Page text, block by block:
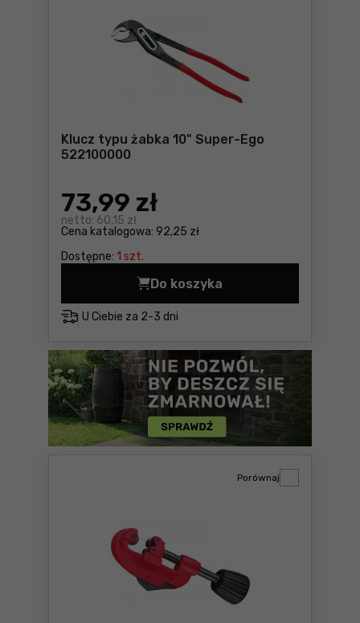
Klucz typu żabka 10" Super-Ego
522100000
Cena katalogowa: 92,25 zł
73,99 zł
netto: 60,15 zł
Dostępne: 1 szt.
U Ciebie za 2-3 dni
Do koszyka
Klucz typu żabka 10"
Porównaj